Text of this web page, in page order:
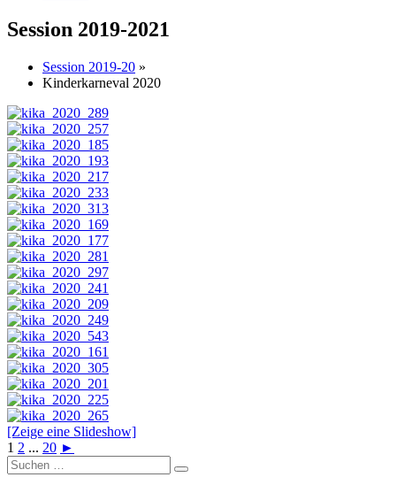
Session 2019-2021
Session 2019-20 »
Kinderkarneval 2020
[Zeige eine Slideshow]
1 2 ... 20 ►
Suche
nach: